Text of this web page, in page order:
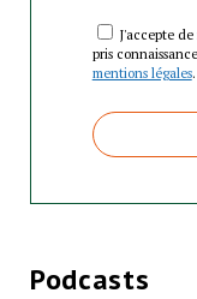
J'accepte
pris
mentions légales.
Podcasts